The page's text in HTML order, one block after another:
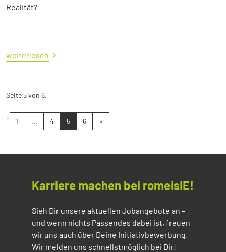
Realität?
weiterlesen
Seite 5 von 6.
« 1 ... 4 5 6 »
Karriere machen bei romeisIE!
Sieh Dir unsere aktuellen Jobangebote an –
und wenn nichts Passendes dabei ist, freuen
wir uns auch über Deine Initiativbewerbung.
Wir melden uns schnellstmöglich bei Dir!